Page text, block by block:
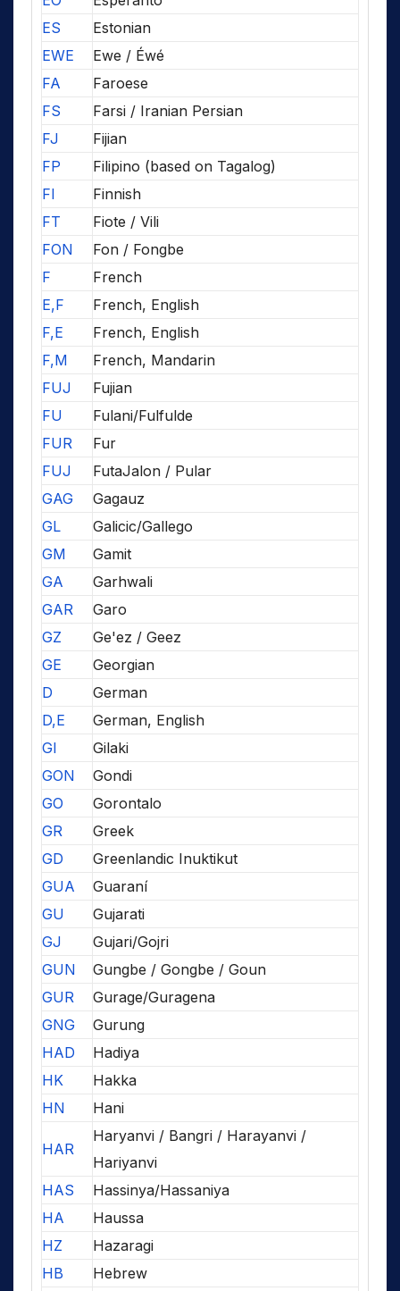
ES
Estonian
EWE
Ewe / Éwé
FA
Faroese
FS
Farsi / Iranian Persian
FJ
Fijian
FP
Filipino (based on Tagalog)
FI
Finnish
FT
Fiote / Vili
FON
Fon / Fongbe
F
French
E,F
French, English
F,E
French, English
F,M
French, Mandarin
FUJ
Fujian
FU
Fulani/Fulfulde
FUR
Fur
FUJ
FutaJalon / Pular
GAG
Gagauz
GL
Galicic/Gallego
GM
Gamit
GA
Garhwali
GAR
Garo
GZ
Ge'ez / Geez
GE
Georgian
D
German
D,E
German, English
GI
Gilaki
GON
Gondi
GO
Gorontalo
GR
Greek
GD
Greenlandic Inuktikut
GUA
Guaraní
GU
Gujarati
GJ
Gujari/Gojri
GUN
Gungbe / Gongbe / Goun
GUR
Gurage/Guragena
GNG
Gurung
HAD
Hadiya
HK
Hakka
HN
Hani
HAR
Haryanvi / Bangri / Harayanvi /
Hariyanvi
HAS
Hassinya/Hassaniya
HA
Haussa
HZ
Hazaragi
HB
Hebrew